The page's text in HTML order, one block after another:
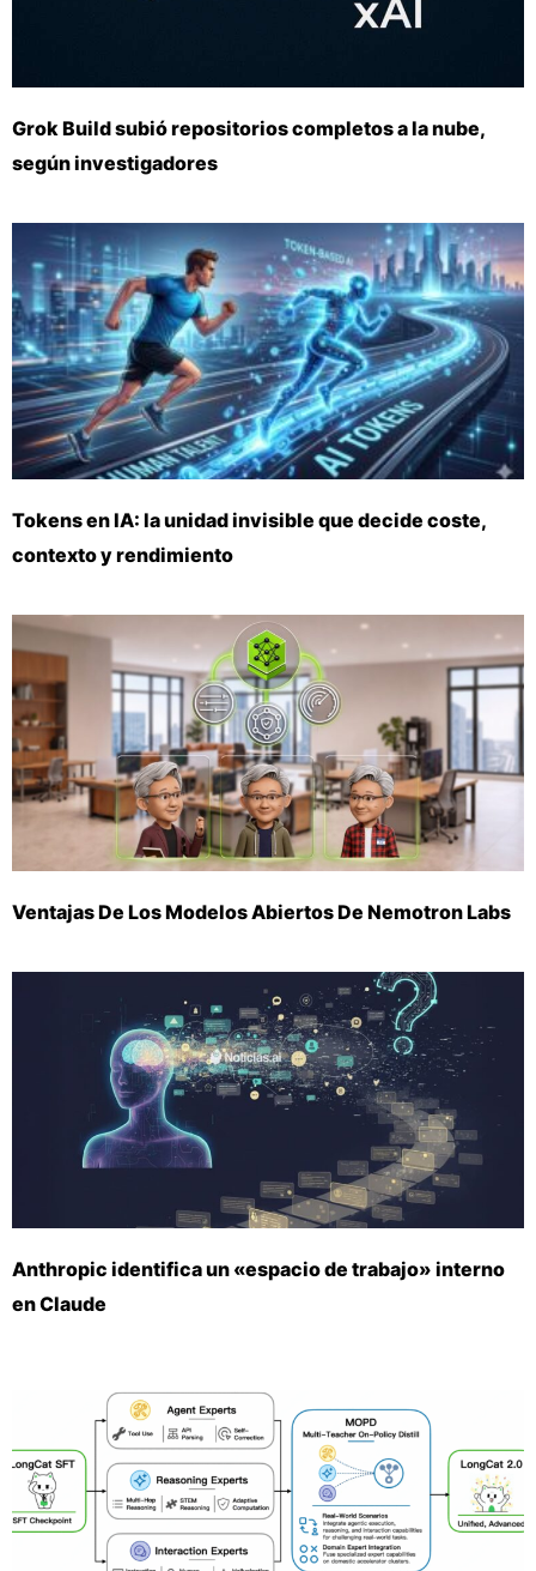
Grok Build subió repositorios completos a la nube,
según investigadores
Tokens en IA: la unidad invisible que decide coste,
contexto y rendimiento
Ventajas De Los Modelos Abiertos De Nemotron Labs
Anthropic identifica un «espacio de trabajo» interno
en Claude